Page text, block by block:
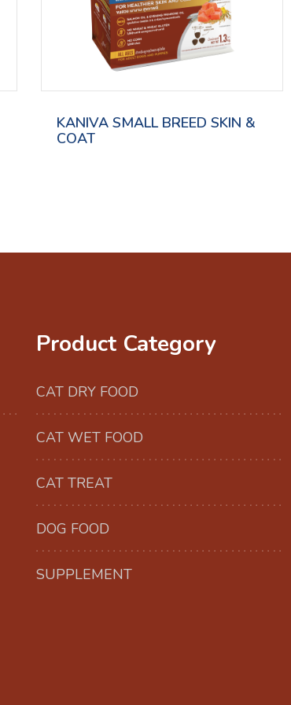
KANIVA SMALL BREED SKIN &
COAT
Product Category
CAT DRY FOOD
CAT WET FOOD
CAT TREAT
DOG FOOD
SUPPLEMENT